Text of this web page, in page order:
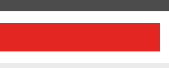
🔴🔵KARADENİZ FIRTINASI |